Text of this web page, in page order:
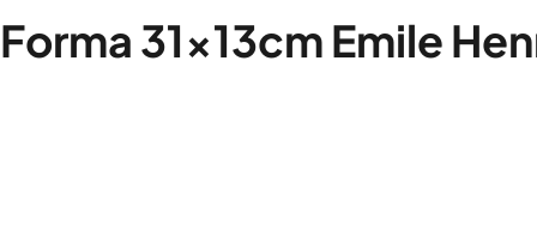
Forma 31×13cm Emile